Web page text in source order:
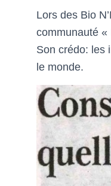
Lors des Bio
communauté «
Son crédo: les
le monde.